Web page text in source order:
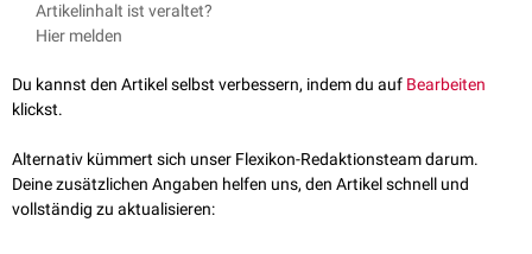
Artikelinhalt ist veraltet?
Hier melden
Du kannst den Artikel selbst verbessern, indem du auf Bearbeiten
klickst.
Alternativ kümmert sich unser Flexikon-Redaktionsteam darum.
Deine zusätzlichen Angaben helfen uns, den Artikel schnell und
vollständig zu aktualisieren: